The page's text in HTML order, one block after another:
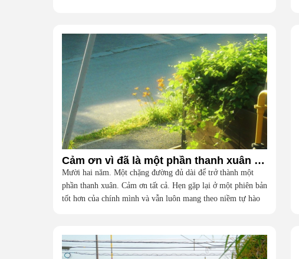
Cảm ơn vì đã là một phần thanh xuân của tôi
Mười hai năm. Một chặng đường đủ dài để trở thành một
phần thanh xuân. Cảm ơn tất cả. Hẹn gặp lại ở một phiên bản
tốt hơn của chính mình và vẫn luôn mang theo niềm tự hào